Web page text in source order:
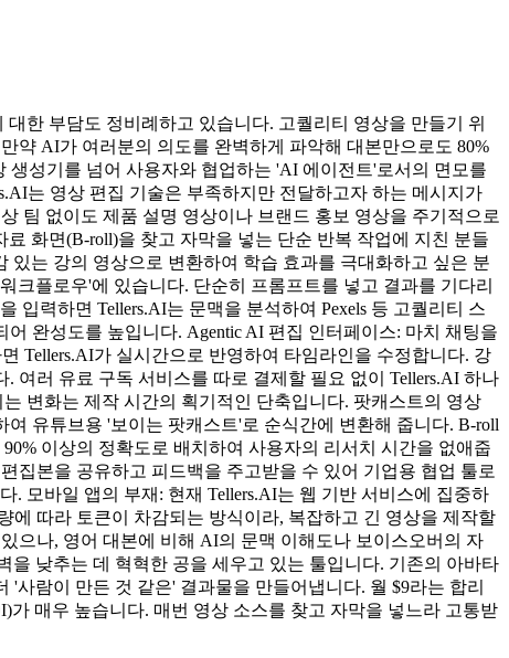
한 부담도 정비례하고 있습니다. 고퀄리티 영상을 만들기 위
약 AI가 여러분의 의도를 완벽하게 파악해 대본만으로도 80%
생성기를 넘어 사용자와 협업하는 'AI 에이전트'로서의 면모를
는 영상 편집 기술은 부족하지만 전달하고자 하는 메시지가
팀 없이도 제품 설명 영상이나 브랜드 홍보 영상을 주기적으로
화면(B-roll)을 찾고 자막을 넣는 단순 반복 작업에 지친 분들
있는 강의 영상으로 변환하여 학습 효과를 극대화하고 싶은 분
크플로우'에 있습니다. 단순히 프롬프트를 넣고 결과를 기다리
입력하면 Tellers.AI는 문맥을 분석하여 Pexels 등 고퀄리티 스
완성도를 높입니다. Agentic AI 편집 인터페이스: 마치 채팅을
Tellers.AI가 실시간으로 반영하여 타임라인을 수정합니다. 강
여러 유료 구독 서비스를 따로 결제할 필요 없이 Tellers.AI 하나
변화는 제작 시간의 획기적인 단축입니다. 팟캐스트의 영상
유튜브용 '보이는 팟캐스트'로 순식간에 변환해 줍니다. B-roll
이상의 정확도로 배치하여 사용자의 리서치 시간을 없애줍
집본을 공유하고 피드백을 주고받을 수 있어 기업용 협업 툴로
. 모바일 앱의 부재: 현재 Tellers.AI는 웹 기반 서비스에 집중하
에 따라 토큰이 차감되는 방식이라, 복잡하고 긴 영상을 제작할
으나, 영어 대본에 비해 AI의 문맥 이해도나 보이스오버의 자
을 낮추는 데 혁혁한 공을 세우고 있는 툴입니다. 기존의 아바타
람이 만든 것 같은' 결과물을 만들어냅니다. 월 $9라는 합리
매우 높습니다. 매번 영상 소스를 찾고 자막을 넣느라 고통받